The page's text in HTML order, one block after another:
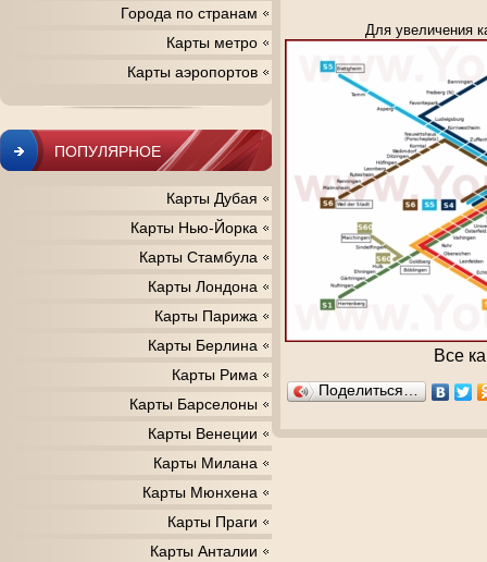
Для увеличения
Все
Поделиться…
Города по странам
Карты метро
Карты аэропортов
ПОПУЛЯРНОЕ
Карты Дубая
Карты Нью-Йорка
Карты Стамбула
Карты Лондона
Карты Парижа
Карты Берлина
Карты Рима
Карты Барселоны
Карты Венеции
Карты Милана
Карты Мюнхена
Карты Праги
Карты Анталии